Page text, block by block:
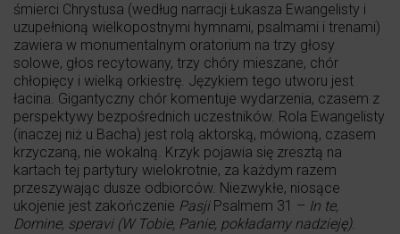
śmierci Chrystusa (według narracji Łukasza Ewangelisty i
uzupełnioną wielkopostnymi hymnami, psalmami i trenami)
zawiera w monumentalnym oratorium na trzy głosy
solowe, głos recytowany, trzy chóry mieszane, chór
chłopięcy i wielką orkiestrę. Językiem tego utworu jest
łacina. Gigantyczny chór komentuje wydarzenia, czasem z
perspektywy bezpośrednich uczestników. Rola Ewangelisty
(inaczej niż u Bacha) jest rolą aktorską, mówioną, czasem
krzyczaną, nie wokalną. Krzyk pojawia się zresztą na
kartach tej partytury wielokrotnie, za każdym razem
przeszywając dusze odbiorców. Niezwykłe, niosące
ukojenie jest zakończenie PasjiPsalmem 31 – In te,
Domine, speravi (W Tobie, Panie, pokładamy nadzieję).